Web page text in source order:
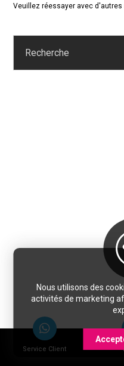
Veuillez réessayer avec d'autres
Service Client
Nous utilisons des
activités de marketing